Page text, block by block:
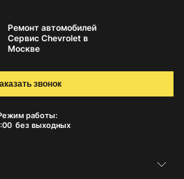
Ремонт автомобилей
Сервис Chevrolet в
Москве
работы:
без выходных
звонок